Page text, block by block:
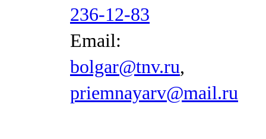
236-12-83
Email:
bolgar@tnv.ru,
priemnayarv@mail.ru